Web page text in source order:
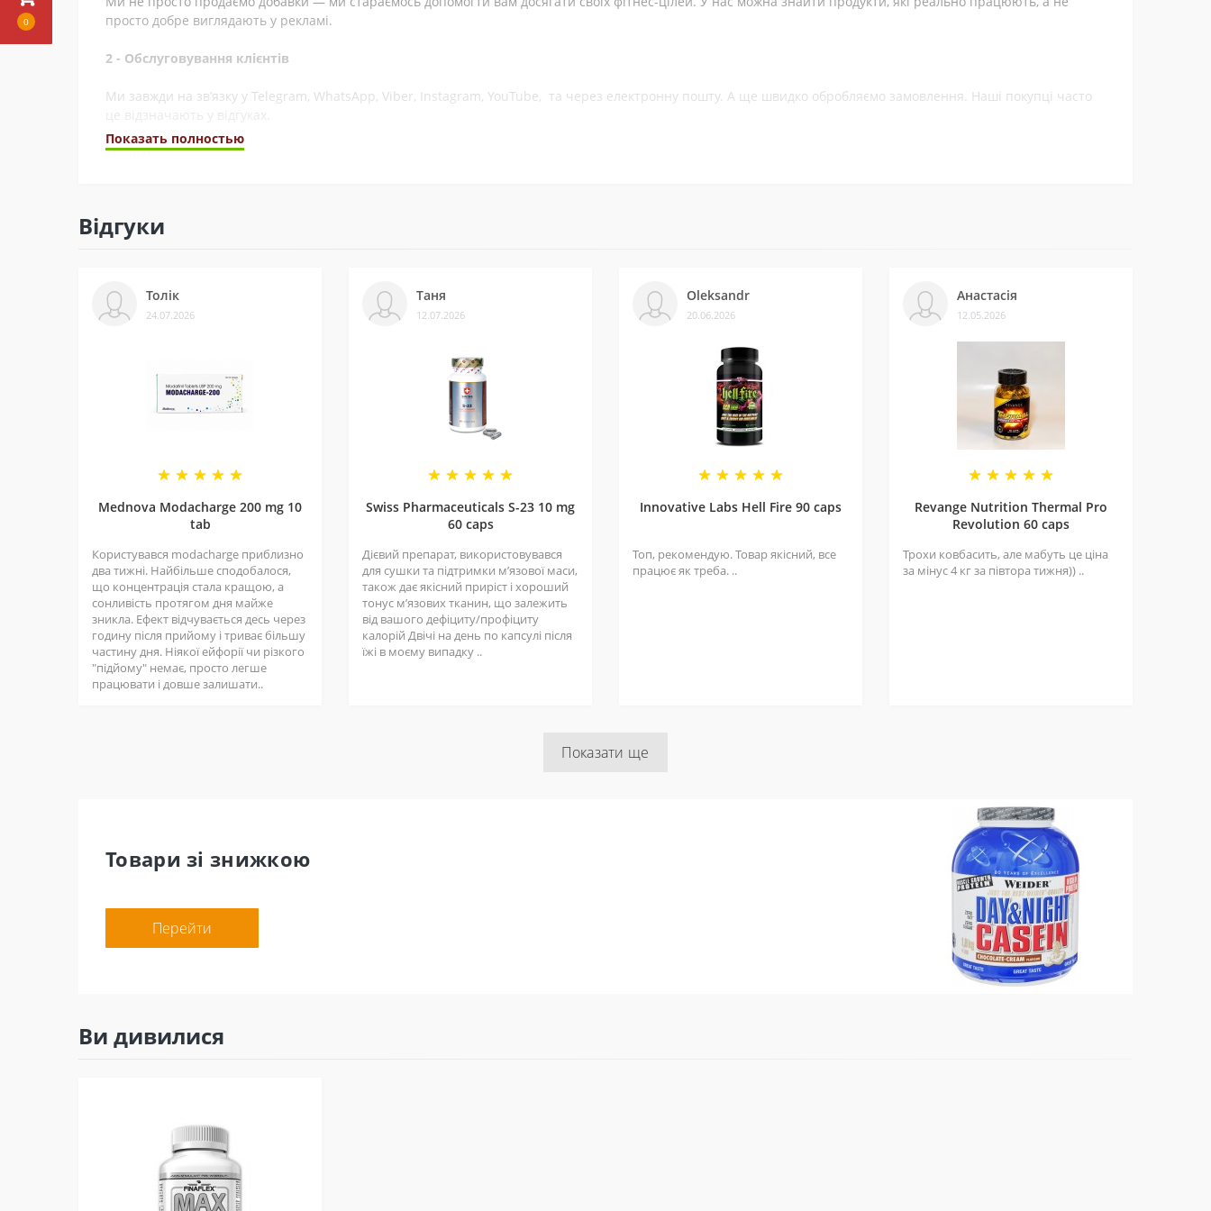
0
просто добре виглядають у рекламі.
2 - Обслуговування клієнтів
Ми завжди на зв’язку у Telegram, WhatsApp, Viber, Instagram, YouTube, та через електронну пошту. А ще швидко обробляємо замовлення. Наші покупці часто
3 - Безпека
4 - Спеціальні пропозиції
5 - Репутація
Ми працюємо з 2011 року. За цей час відправили безліч замовлень, протестували багато продуктів і допомогли багатьом клієнтам. Нам приємно, що нас
Показать полностью
Відгуки
Толік
24.07.2026
Mednova Modacharge 200 mg 10
tab
Користувався modacharge приблизно
два тижні. Найбільше сподобалося,
що концентрація стала кращою, а
сонливість протягом дня майже
зникла. Ефект відчувається десь через
годину після прийому і триває більшу
частину дня. Ніякої ейфорії чи різкого
"підйому" немає, просто легше
працювати і довше залишати..
Таня
12.07.2026
Swiss Pharmaceuticals S-23 10 mg
60 caps
Дієвий препарат, використовувався
для сушки та підтримки мʼязової маси,
також дає якісний приріст і хороший
тонус мʼязових тканин, що залежить
від вашого дефіциту/профіциту
калорій Двічі на день по капсулі після
їжі в моєму випадку ..
Oleksandr
20.06.2026
Innovative Labs Hell Fire 90 caps
Топ, рекомендую. Товар якісний, все
працює як треба. ..
Анастасія
12.05.2026
Revange Nutrition Thermal Pro
Revolution 60 caps
Трохи ковбасить, але мабуть це ціна
за мінус 4 кг за півтора тижня)) ..
Показати ще
Товари зі знижкою
Перейти
Ви дивилися